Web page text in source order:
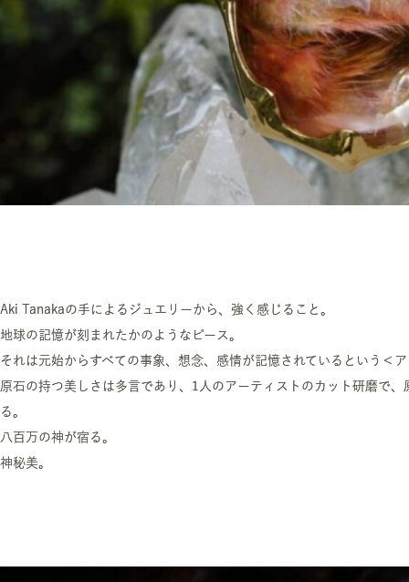
Aki Tanakaの手によるジュエリーから、強く感じること。
地球の記憶が刻まれたかのようなピース。
それは元始からすべての事象、想念、感情が記憶されているという＜
原石の持つ美しさは多言であり、1人のアーティストのカット研磨で
る。
八百万の神が宿る。
神秘美。